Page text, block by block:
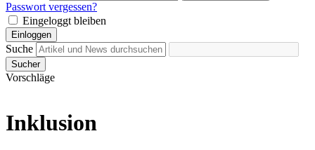
Passwort vergessen?
Eingeloggt bleiben
Einloggen
Suche
Sucher
Vorschläge
Inklusion